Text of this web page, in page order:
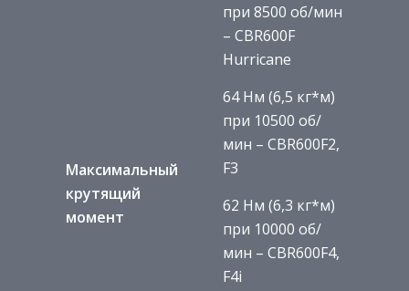
Максимальный
крутящий
момент
при 8500 об/мин
– CBR600F
Hurricane
64 Нм (6,5 кг*м)
при 10500 об/
мин – CBR600F2,
F3
62 Нм (6,3 кг*м)
при 10000 об/
мин – CBR600F4,
F4i